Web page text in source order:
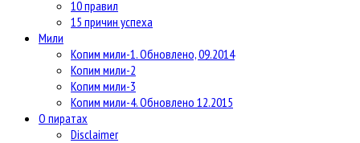
10 правил
15 причин успеха
Мили
Копим мили-1. Обновлено, 09.2014
Копим мили-2
Копим мили-3
Копим мили-4. Обновлено 12.2015
О пиратах
Disclaimer